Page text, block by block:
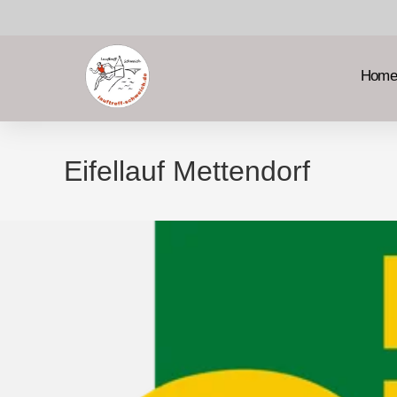
Home
Eifellauf Mettendorf